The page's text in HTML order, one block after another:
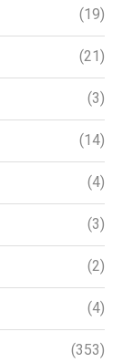
(19)
(21)
(3)
(14)
(4)
(3)
(2)
(4)
(353)